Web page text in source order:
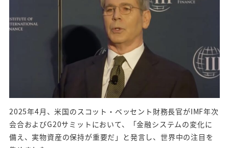
2025年4月、米国のスコット・ベッセント財務長官がIMF年次
会合およびG20サミットにおいて、「金融システムの変化に
備え、実物資産の保持が重要だ」と発言し、世界中の注目を